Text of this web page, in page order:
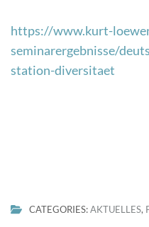
https://www.kurt-
seminarergebnisse/
station-diversitaet
CATEGORIES:AKTUELLES,